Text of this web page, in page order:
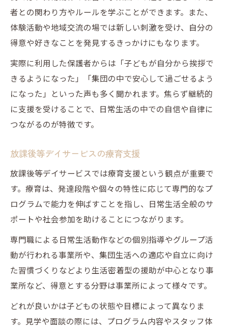
者との関わり方やルールを学ぶことができます。また、
体験活動や地域交流の場では新しい刺激を受け、自分の
得意や好きなことを発見するきっかけにもなります。
実際に利用した保護者からは「子どもが自分から挨拶で
きるようになった」「集団の中で安心して過ごせるよう
になった」といった声も多く聞かれます。焦らず継続的
に支援を受けることで、日常生活の中での自信や自律に
つながるのが特徴です。
放課後等デイサービスの療育支援
放課後等デイサービスでは療育支援という観点が重要で
す。療育は、発達段階や個々の特性に応じて専門的なプ
ログラムで能力を伸ばすことを指し、日常生活全般のサ
ポートや社会参加を助けることにつながります。
専門職による日常生活動作などの個別指導やグループ活
動が行われる事業所や、集団生活への適応や自立に向け
た習慣づくりなどより生活密着型の援助が中心となり事
業所など、得意とする分野は事業所によって様々です。
どれが良いかは子どもの状態や目標によって異なりま
す。見学や面談の際には、プログラム内容やスタッフ体